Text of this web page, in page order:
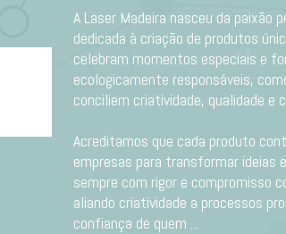
A Laser Madeira nasceu da paixão
dedicada à criação de produtos
celebram momentos especiais e
ecologicamente responsáveis,
conciliem criatividade, qualidade e
Acreditamos que cada produto
empresas para transformar ideias
sempre com rigor e compromisso
aliando criatividade a processos
confiança de quem ...